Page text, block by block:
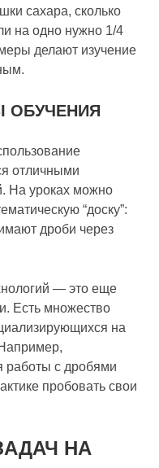
сахара, сколько
на одно нужно 1/4
делают изучение
ОБУЧЕНИЯ
отличными
На уроках можно
“доску”:
дроби через
— это еще
Есть множество
на
работы с дробями
пробовать свои
НА